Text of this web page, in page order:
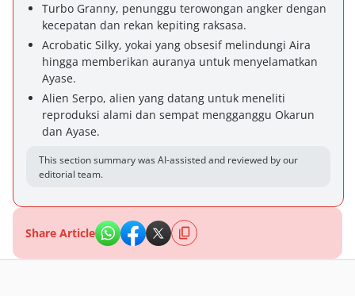
Turbo Granny, penunggu terowongan angker dengan
kecepatan dan rekan kepiting raksasa.
Acrobatic Silky, yokai yang obsesif melindungi Aira
hingga memberikan auranya untuk menyelamatkan
Ayase.
Alien Serpo, alien yang datang untuk meneliti
reproduksi alami dan sempat mengganggu Okarun
dan Ayase.
This section summary was AI-assisted and reviewed by our
editorial team.
Share Article